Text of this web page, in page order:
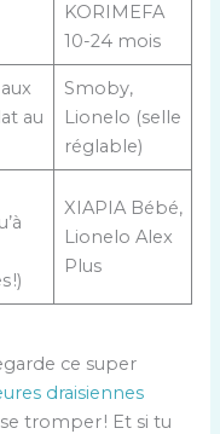
KORIMEFA
10-24 mois
au
Smoby,
Lionelo (selle
réglable)
!)
XIAPIA Bébé,
Lionelo Alex
Plus
ce super
draisiennes
tromper ! Et si tu